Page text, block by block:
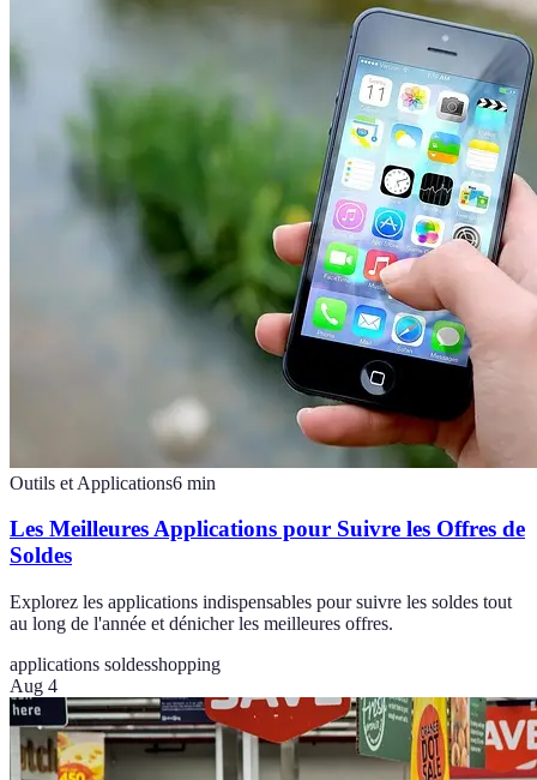
Outils et Applications6 min
Les Meilleures Applications pour Suivre les Offres de
Soldes
Explorez les applications indispensables pour suivre les soldes tout
au long de l'année et dénicher les meilleures offres.
applications soldesshopping
Aug 4